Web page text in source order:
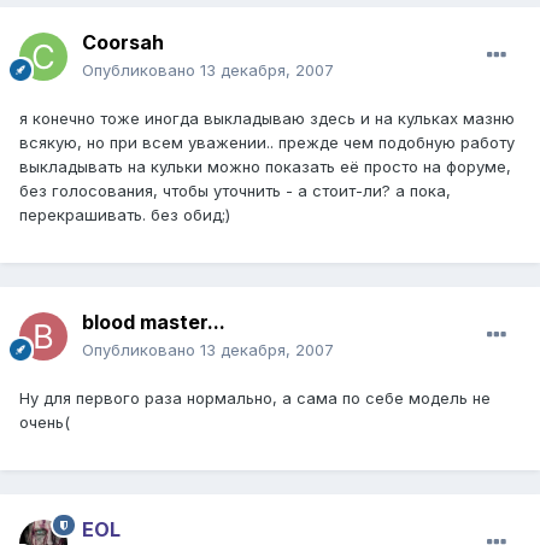
Coorsah
Опубликовано 13 декабря, 2007
я конечно тоже иногда выкладываю здесь и на кульках мазню
всякую, но при всем уважении.. прежде чем подобную работу
выкладывать на кульки можно показать её просто на форуме,
без голосования, чтобы уточнить - а стоит-ли? а пока,
перекрашивать. без обид;)
blood master...
Опубликовано 13 декабря, 2007
Ну для первого раза нормально, а сама по себе модель не
очень(
EOL